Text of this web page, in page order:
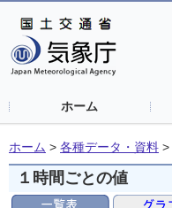
ホーム
ホーム > 各種データ・資料 >
１時間ごとの値